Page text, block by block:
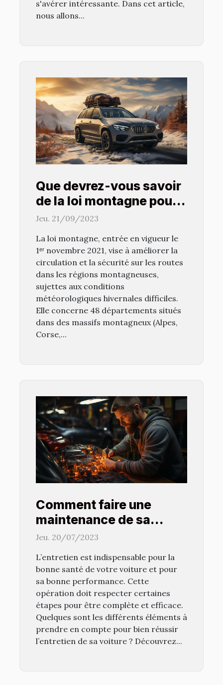
s'avérer intéressante. Dans cet article,
nous allons...
Que devrez-vous savoir
de la loi montagne pour
garantir la mobilité de
saison ?
Jeu. 21/09/2023
La loi montagne, entrée en vigueur le
1ᵉʳ novembre 2021, vise à améliorer la
circulation et la sécurité sur les routes
dans les régions montagneuses,
sujettes aux conditions
météorologiques hivernales difficiles.
Elle concerne 48 départements situés
dans des massifs montagneux (Alpes,
Corse,...
Comment faire une
maintenance de sa
voiture pour prolonger
Jeu. 20/07/2023
L’entretien est indispensable pour la
bonne santé de votre voiture et pour
sa bonne performance. Cette
opération doit respecter certaines
étapes pour être complète et efficace.
Quelques sont les différents éléments à
prendre en compte pour bien réussir
l’entretien de sa voiture ? Découvrez...